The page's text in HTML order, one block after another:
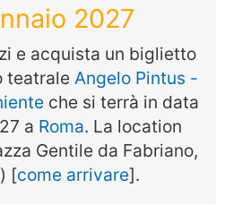
2027
e acquista un biglietto
teatrale Angelo Pintus -
che si terrà in data
a Roma. La location
Gentile da Fabriano,
[come arrivare].